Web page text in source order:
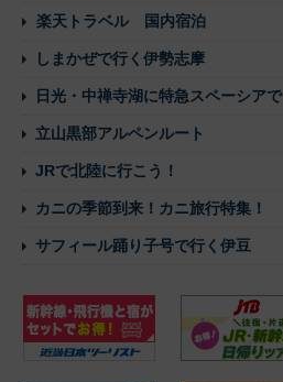
楽天トラベル 国内宿泊
しまかぜで行く伊勢志摩
日光・中禅寺湖に特急スペーシアで
立山黒部アルペンルート
JRで北陸に行こう！
カニの季節到来！カニ旅行特集！
サフィール踊り子号で行く伊豆